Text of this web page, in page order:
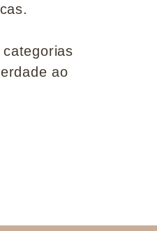
ao